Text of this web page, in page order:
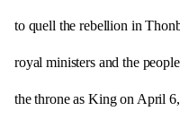
to quell the rebellion in
royal ministers and the
the throne as King on April